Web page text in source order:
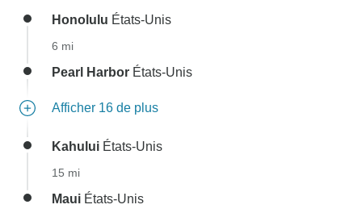
Honolulu États-Unis
6 mi
Pearl Harbor États-Unis
Afficher 16 de plus
Kahului États-Unis
15 mi
Maui États-Unis